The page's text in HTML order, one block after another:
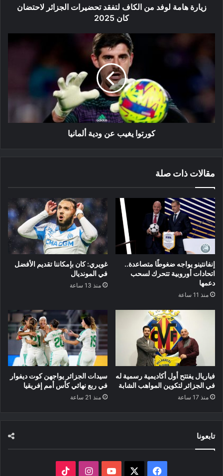
كانزيارة هامة لوفد من الكاف لتفقد تحضيرات الجزائر لاحتضان
كان 2025
عن
كورتوا يغيب عن ودية ألمانيا
مقالات ذات صلة
إنفانتينو يواجه ضغوطًا متصاعدة..
اتحادات أوروبية تتحرك لسحب
دعمها
منذ 11 ساعة
غويري: كان بإمكاننا تقديم الأفضل
في المونديال
منذ 13 ساعة
فياريال يفتتح أول أكاديمية رسمية له
في الجزائر لتكوين المواهب الشابة
منذ 17 ساعة
سيدات الجزائر يواجهن كوت ديفوار
في ربع نهائي كأس أمم إفريقيا
منذ 21 ساعة
تابعونا
فيسبوك ‫YouTubeانستقرام